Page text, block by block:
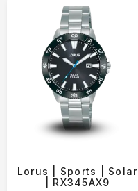
Lorus | Sports | Solar
| RX345AX9